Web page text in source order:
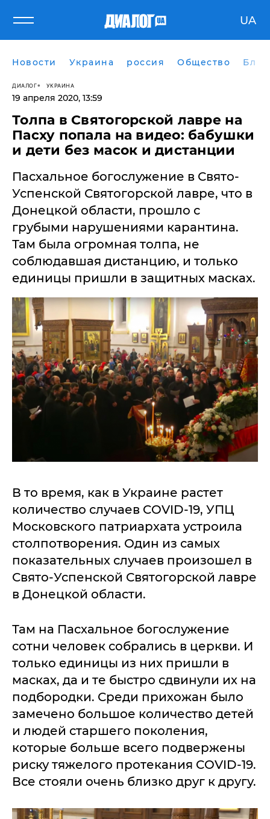
UA
Новости Украина россия Общество
ДИАЛОГ УКРАИНА
19 апреля 2020, 13:59
​Толпа в Святогорской лавре на
Пасху попала на видео: бабушки
и дети без масок и дистанции
Пасхальное богослужение в Свято-
Успенской Святогорской лавре, что в
Донецкой области, прошло с
грубыми нарушениями карантина.
Там была огромная толпа, не
соблюдавшая дистанцию, и только
единицы пришли в защитных масках.
В то время, как в Украине растет
количество случаев COVID-19, УПЦ
Московского патриархата устроила
столпотворения. Один из самых
показательных случаев произошел в
Свято-Успенской Святогорской лавре
в Донецкой области.
Там на Пасхальное богослужение
сотни человек собрались в церкви. И
только единицы из них пришли в
масках, да и те быстро сдвинули их на
подбородки. Среди прихожан было
замечено большое количество детей
и людей старшего поколения,
которые больше всего подвержены
риску тяжелого протекания COVID-19.
Все стояли очень близко друг к другу.